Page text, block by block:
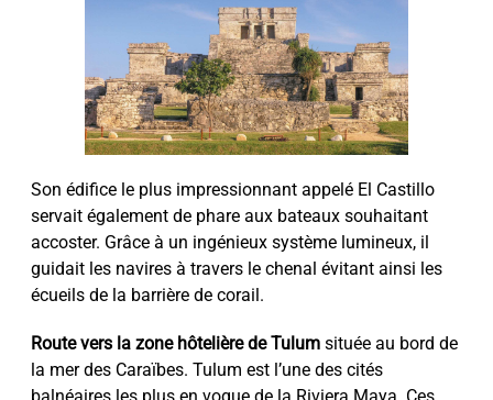
Son édifice le plus impressionnant appelé El Castillo
servait également de phare aux bateaux souhaitant
accoster. Grâce à un ingénieux système lumineux, il
guidait les navires à travers le chenal évitant ainsi les
écueils de la barrière de corail.
Route vers la zone hôtelière de Tulumsituée au bord de
la mer des Caraïbes. Tulum est l’une des cités